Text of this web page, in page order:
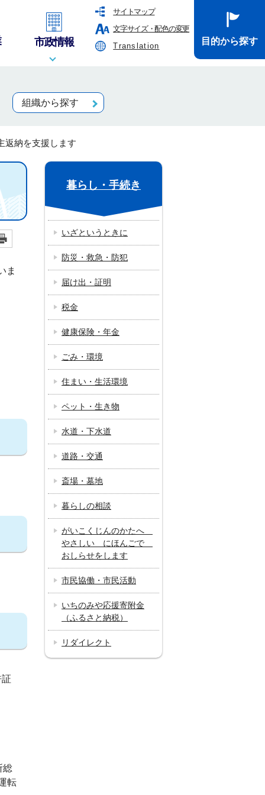
サイトマップ
文字サイズ・配色の変更
Translation
市政情報 目的から探す
組織から探す
返納を支援します
ま
総
転
暮らし・手続き
いざというときに
防災・救急・防犯
届け出・証明
税金
健康保険・年金
ごみ・環境
住まい・生活環境
ペット・生き物
水道・下水道
道路・交通
斎場・墓地
暮らしの相談
がいこくじんのかたへ
やさしい にほんごで
おしらせをします
市民協働・市民活動
いちのみや応援寄附金
（ふるさと納税）
リダイレクト